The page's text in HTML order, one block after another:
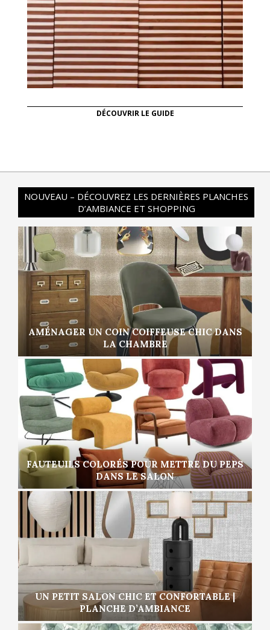
DÉCOUVRIR LE GUIDE
NOUVEAU – DÉCOUVREZ LES DERNIÈRES PLANCHES
D’AMBIANCE ET SHOPPING
AMÉNAGER UN COIN COIFFEUSE CHIC DANS
LA CHAMBRE
FAUTEUILS COLORÉS POUR METTRE DU PEPS
DANS LE SALON
UN PETIT SALON CHIC ET CONFORTABLE |
PLANCHE D’AMBIANCE